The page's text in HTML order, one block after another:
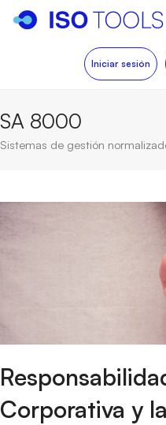
Iniciar sesión
SA 8000
Sistemas de gestión
Corporativa y